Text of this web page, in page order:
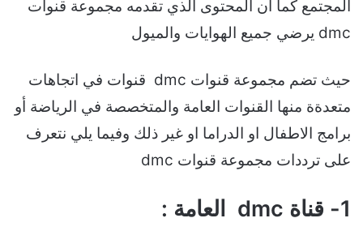
المجتمع كما ان المحتوى الذي تقدمه مجموعة قنوات
dmc يرضي جميع الهوايات والميول
حيث تضم مجموعة قنوات dmc قنوات في اتجاهات
متعدةة منها القنوات العامة والمتخصصة في الرياضة أو
برامج الاطفال او الدراما او غير ذلك وفيما يلي نتعرف
على ترددات مجموعة قنوات dmc
1- قناة dmc العامة :